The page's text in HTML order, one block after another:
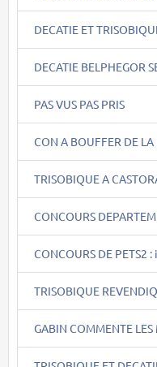
DECATIE ET
DECATIE BELPHEGOR
PAS VUS PAS PRIS
CON A BOUFFER DE LA
TRISOBIQUE A
CONCOURS
CONCOURS DE PETS2
TRISOBIQUE
GABIN COMMENTE LES